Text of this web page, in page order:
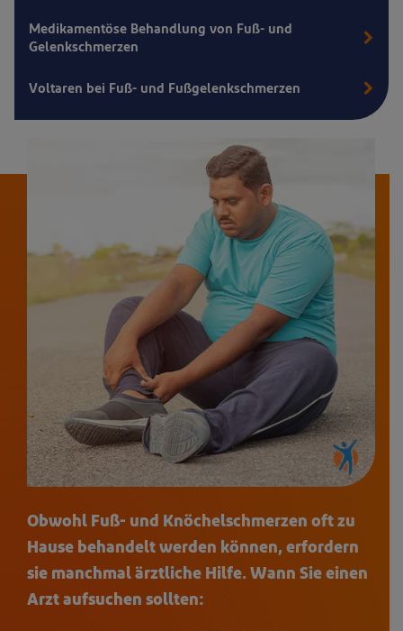
Medikamentöse Behandlung von Fuß- und
Gelenkschmerzen
Voltaren bei Fuß- und Fußgelenkschmerzen
Obwohl Fuß- und Knöchelschmerzen oft zu
Hause behandelt werden können, erfordern
sie manchmal ärztliche Hilfe. Wann Sie einen
Arzt aufsuchen sollten: